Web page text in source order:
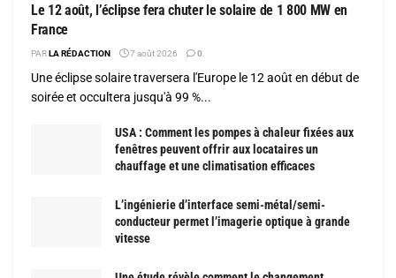
Le 12 août, l’éclipse fera chuter le solaire de 1 800 MW en
France
PARLA RÉDACTION 7 août 2026 0
Une éclipse solaire traversera l'Europe le 12 août en début de
soirée et occultera jusqu'à 99 %...
USA : Comment les pompes à chaleur fixées aux
fenêtres peuvent offrir aux locataires un
chauffage et une climatisation efficaces
L’ingénierie d’interface semi-métal/semi-
conducteur permet l’imagerie optique à grande
vitesse